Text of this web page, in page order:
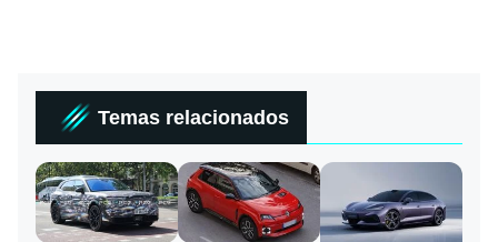
Temas relacionados